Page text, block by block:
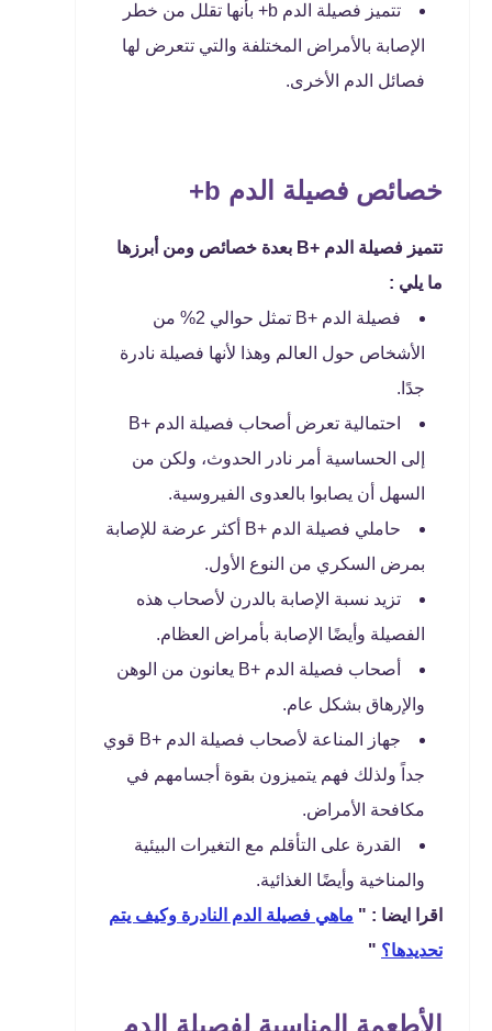
تتميز فصيلة الدم b+ بأنها تقلل من خطر
الإصابة بالأمراض المختلفة والتي تتعرض لها
فصائل الدم الأخرى.
خصائص فصيلة الدم b+
تتميز فصيلة الدم +B بعدة خصائص ومن أبرزها
ما يلي :
فصيلة الدم +B تمثل حوالي 2% من
الأشخاص حول العالم وهذا لأنها فصيلة نادرة
جدًا.
احتمالية تعرض أصحاب فصيلة الدم +B
إلى الحساسية أمر نادر الحدوث، ولكن من
السهل أن يصابوا بالعدوى الفيروسية.
حاملي فصيلة الدم +B أكثر عرضة للإصابة
بمرض السكري من النوع الأول.
تزيد نسبة الإصابة بالدرن لأصحاب هذه
الفصيلة وأيضًا الإصابة بأمراض العظام.
أصحاب فصيلة الدم +B يعانون من الوهن
والإرهاق بشكل عام.
جهاز المناعة لأصحاب فصيلة الدم +B قوي
جداً ولذلك فهم يتميزون بقوة أجسامهم في
مكافحة الأمراض.
القدرة على التأقلم مع التغيرات البيئية
والمناخية وأيضًا الغذائية.
اقرا ايضا : " ماهي فصيلة الدم النادرة وكيف يتم
تحديدها؟ "
الأطعمة المناسبة لفصيلة الدم